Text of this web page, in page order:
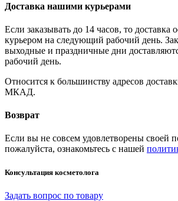
Доставка нашими курьерами
Если заказывать до 14 часов, то доставка
курьером на следующий рабочий день.
выходные и праздничные дни
рабочий день.
Относится к большинству адресов
МКАД.
Возврат
Если вы не совсем удовлетворены своей
пожалуйста, ознакомьтесь с нашей
Консультация косметолога
Задать вопрос по товару